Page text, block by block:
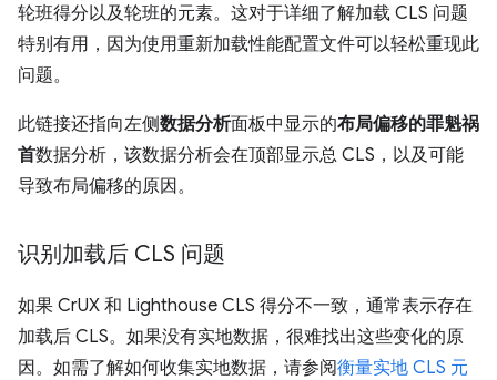
轮班得分以及轮班的元素。这对于详细了解加载 CLS 问题
特别有用，因为使用重新加载性能配置文件可以轻松重现此
问题。
此链接还指向左侧数据分析面板中显示的布局偏移的罪魁祸
首数据分析，该数据分析会在顶部显示总 CLS，以及可能
导致布局偏移的原因。
识别加载后 CLS 问题
如果 CrUX 和 Lighthouse CLS 得分不一致，通常表示存在
加载后 CLS。如果没有实地数据，很难找出这些变化的原
因。如需了解如何收集实地数据，请参阅衡量实地 CLS 元